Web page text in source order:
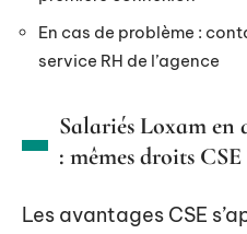
En cas de problème :
service RH de l’agence
Salariés Loxam en
: mêmes droits CSE
Les avantages CSE